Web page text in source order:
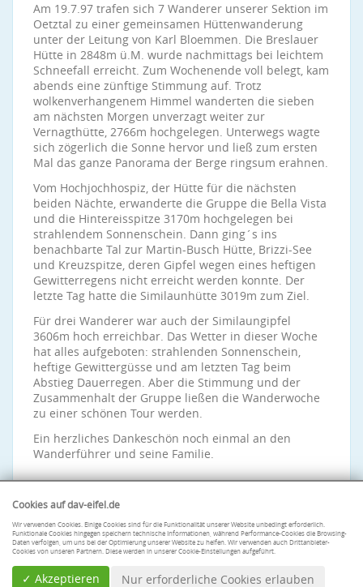
Am 19.7.97 trafen sich 7 Wanderer unserer Sektion im
Oetztal zu einer gemeinsamen Hüttenwanderung
unter der Leitung von Karl Bloemmen. Die Breslauer
Hütte in 2848m ü.M. wurde nachmittags bei leichtem
Schneefall erreicht. Zum Wochenende voll belegt, kam
abends eine zünftige Stimmung auf. Trotz
wolkenverhangenem Himmel wanderten die sieben
am nächsten Morgen unverzagt weiter zur
Vernagthütte, 2766m hochgelegen. Unterwegs wagte
sich zögerlich die Sonne hervor und ließ zum ersten
Mal das ganze Panorama der Berge ringsum erahnen.
Vom Hochjochhospiz, der Hütte für die nächsten
beiden Nächte, erwanderte die Gruppe die Bella Vista
und die Hintereisspitze 3170m hochgelegen bei
strahlendem Sonnenschein. Dann ging´s ins
benachbarte Tal zur Martin-Busch Hütte, Brizzi-See
und Kreuzspitze, deren Gipfel wegen eines heftigen
Gewitterregens nicht erreicht werden konnte. Der
letzte Tag hatte die Similaunhütte 3019m zum Ziel.
Für drei Wanderer war auch der Similaungipfel
3606m hoch erreichbar. Das Wetter in dieser Woche
hat alles aufgeboten: strahlenden Sonnenschein,
heftige Gewittergüsse und am letzten Tag beim
Abstieg Dauerregen. Aber die Stimmung und der
Zusammenhalt der Gruppe ließen die Wanderwoche
zu einer schönen Tour werden.
Ein herzliches Dankeschön noch einmal an den
Wanderführer und seine Familie.
Cookies auf dav-eifel.de
Wir verwenden Cookies. Einige Cookies sind für die Funktionalität unserer Website unbedingt erforderlich.
Funktionale Cookies hingegen speichern technische Informationen, während Performance-Cookies die Browsing-
Daten verfolgen, um uns bei der Optimierung unserer Website zu helfen. Wir verwenden auch Drittanbieter-
Cookies von unseren Partnern. Diese werden in unserer Cookie-Einstellungen aufgeführt.
✓ Akzeptieren Nur erforderliche Cookies erlauben